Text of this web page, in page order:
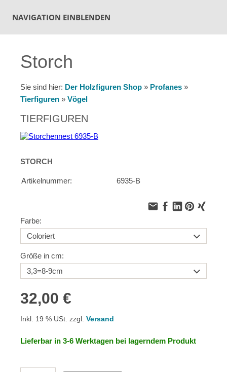
NAVIGATION EINBLENDEN
Storch
Sie sind hier: Der Holzfiguren Shop » Profanes »
Tierfiguren » Vögel
TIERFIGUREN
STORCH
Artikelnummer: 6935-B
Farbe:
Größe in cm:
32,00 €
Inkl. 19 % USt. zzgl. Versand
Lieferbar in 3-6 Werktagen bei lagerndem Produkt